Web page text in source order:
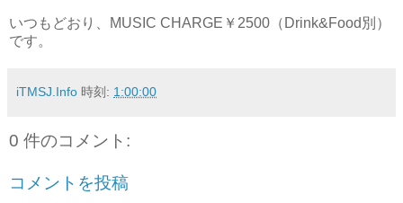
いつもどおり、MUSIC CHARGE￥2500（Drink&Food別）
です。
iTMSJ.Info 時刻: 1:00:00
0 件のコメント:
コメントを投稿